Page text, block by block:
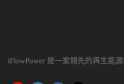
iFlowPower 是一家領先的再生能源